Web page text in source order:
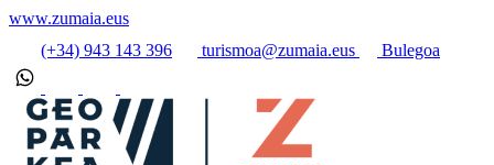
www.zumaia.eus
(+34) 943 143 396
turismoa@zumaia.eus Bulegoa